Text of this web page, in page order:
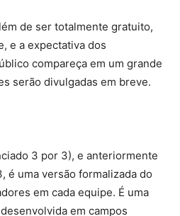
de ser totalmente gratuito,
e a expectativa dos
compareça em um grande
serão divulgadas em breve.
3 por 3), e anteriormente
é uma versão formalizada do
em cada equipe. É uma
em campos